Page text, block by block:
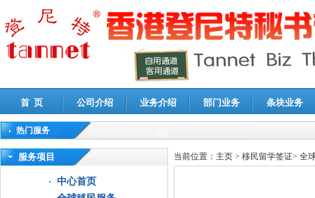
首 页 公司介绍 业务介绍 部门业务 条块业务
热门服务
高新技术企业认定审计|企业所得税汇算清缴申报鉴证
服务项目
中心首页
当前位置： 主页 > 移民留学签证> 全